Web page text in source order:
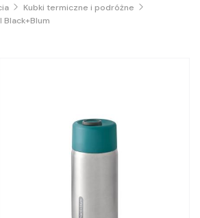
Kubki termiczne i podróżne